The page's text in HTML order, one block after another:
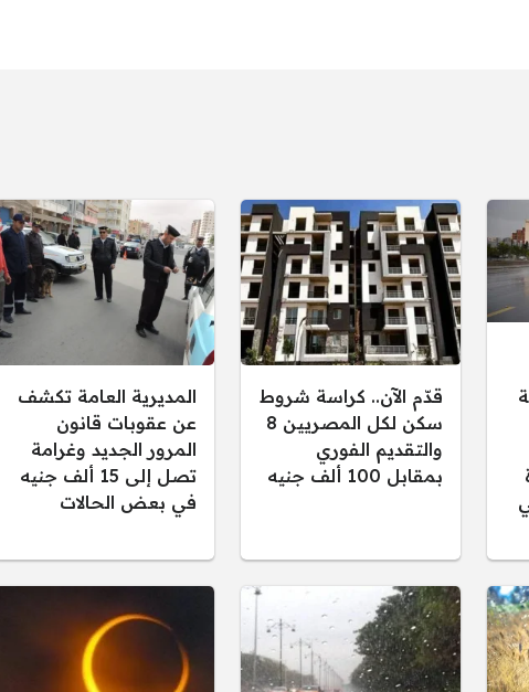
قدّم الآن.. كراسة شروط
سكن لكل المصريين 8
والتقديم الفوري
بمقابل 100 ألف جنيه
المديرية العامة تكشف
عن عقوبات قانون
المرور الجديد وغرامة
تصل إلى 15 ألف جنيه
في بعض الحالات